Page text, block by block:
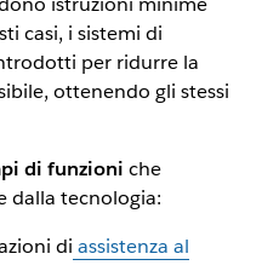
casi, i sistemi di
per ridurre la
ottenendo gli stessi
di funzioni che
dalla tecnologia:
di assistenza al